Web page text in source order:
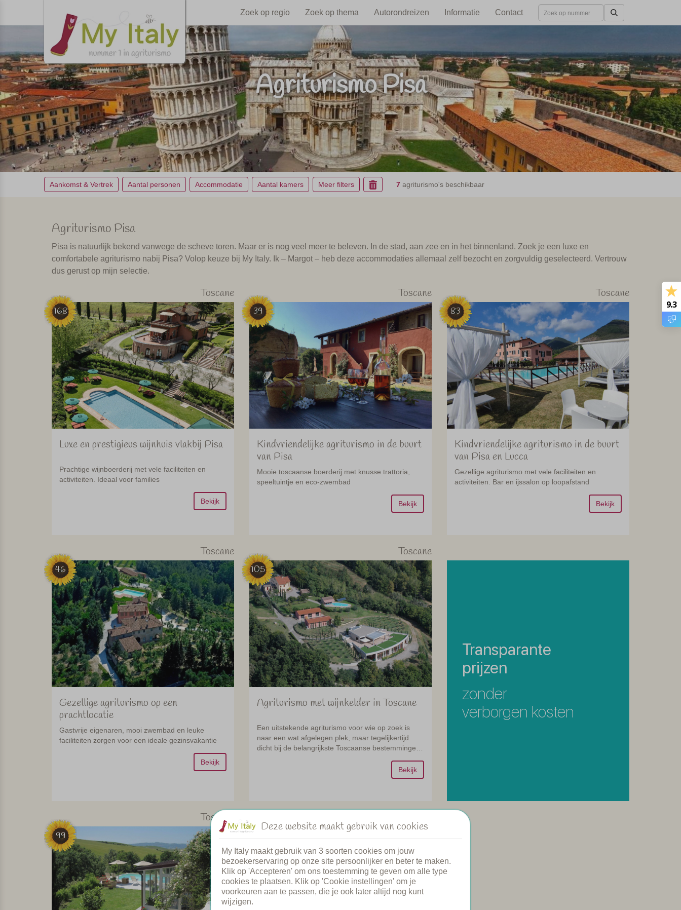
Zoek op regio Zoek op thema Autorondreizen Informatie Contact
Agriturismo Pisa
Aankomst & Vertrek Aantal personen Accommodatie Aantal kamers Meer filters 7agriturismo's beschikbaar
Agriturismo Pisa
Pisa is natuurlijk bekend vanwege de scheve toren. Maar er is nog veel meer te beleven. In de stad, aan zee en in het binnenland. Zoek je een luxe en
comfortabele agriturismo nabij Pisa? Volop keuze bij My Italy. Ik – Margot – heb deze accommodaties allemaal zelf bezocht en zorgvuldig geselecteerd. Vertrouw
dus gerust op mijn selectie.
Toscane
168
Luxe en prestigieus wijnhuis vlakbij Pisa
Prachtige wijnboerderij met vele faciliteiten en
activiteiten. Ideaal voor families
Bekijk
Toscane
39
Kindvriendelijke agriturismo in de buurt
van Pisa
Mooie toscaanse boerderij met knusse trattoria,
speeltuintje en eco-zwembad
Bekijk
Toscane
83
Kindvriendelijke agriturismo in de buurt
van Pisa en Lucca
Gezellige agriturismo met vele faciliteiten en
activiteiten. Bar en ijssalon op loopafstand
Bekijk
Toscane
46
Gezellige agriturismo op een
prachtlocatie
Gastvrije eigenaren, mooi zwembad en leuke
faciliteiten zorgen voor een ideale gezinsvakantie
Bekijk
Toscane
105
Agriturismo met wijnkelder in Toscane
Een uitstekende agriturismo voor wie op zoek is
naar een wat afgelegen plek, maar tegelijkertijd
dicht bij de belangrijkste Toscaanse bestemmingen.
Bekijk
Transparante
prijzen
zonder
verborgen kosten
Toscane
99 148
9.3
Deze website maakt gebruik van cookies
My Italy maakt gebruik van 3 soorten cookies om jouw
bezoekerservaring op onze site persoonlijker en beter te maken.
Klik op 'Accepteren' om ons toestemming te geven om alle type
cookies te plaatsen. Klik op 'Cookie instellingen' om je
voorkeuren aan te passen, die je ook later altijd nog kunt
wijzigen.